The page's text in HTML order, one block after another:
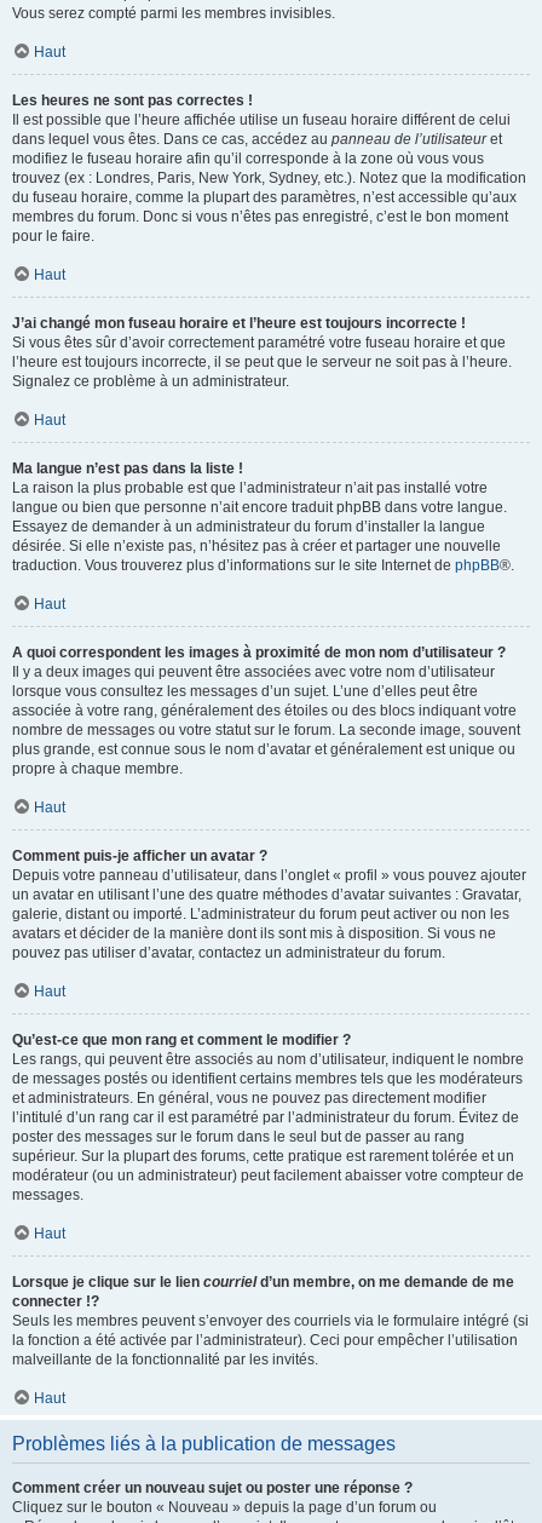
Vous serez compté parmi les membres invisibles.
Haut
Les heures ne sont pas correctes !
Il est possible que l’heure affichée utilise un fuseau horaire différent de celui
dans lequel vous êtes. Dans ce cas, accédez au panneau de l’utilisateuret
modifiez le fuseau horaire afin qu’il corresponde à la zone où vous vous
trouvez (ex : Londres, Paris, New York, Sydney, etc.). Notez que la modification
du fuseau horaire, comme la plupart des paramètres, n’est accessible qu’aux
membres du forum. Donc si vous n’êtes pas enregistré, c’est le bon moment
pour le faire.
Haut
J’ai changé mon fuseau horaire et l’heure est toujours incorrecte !
Si vous êtes sûr d’avoir correctement paramétré votre fuseau horaire et que
l’heure est toujours incorrecte, il se peut que le serveur ne soit pas à l’heure.
Signalez ce problème à un administrateur.
Haut
Ma langue n’est pas dans la liste !
La raison la plus probable est que l’administrateur n’ait pas installé votre
langue ou bien que personne n’ait encore traduit phpBB dans votre langue.
Essayez de demander à un administrateur du forum d’installer la langue
désirée. Si elle n’existe pas, n’hésitez pas à créer et partager une nouvelle
traduction. Vous trouverez plus d’informations sur le site Internet de phpBB®.
Haut
A quoi correspondent les images à proximité de mon nom d’utilisateur ?
Il y a deux images qui peuvent être associées avec votre nom d’utilisateur
lorsque vous consultez les messages d’un sujet. L’une d’elles peut être
associée à votre rang, généralement des étoiles ou des blocs indiquant votre
nombre de messages ou votre statut sur le forum. La seconde image, souvent
plus grande, est connue sous le nom d’avatar et généralement est unique ou
propre à chaque membre.
Haut
Comment puis-je afficher un avatar ?
Depuis votre panneau d’utilisateur, dans l’onglet « profil » vous pouvez ajouter
un avatar en utilisant l’une des quatre méthodes d’avatar suivantes : Gravatar,
galerie, distant ou importé. L’administrateur du forum peut activer ou non les
avatars et décider de la manière dont ils sont mis à disposition. Si vous ne
pouvez pas utiliser d’avatar, contactez un administrateur du forum.
Haut
Qu’est-ce que mon rang et comment le modifier ?
Les rangs, qui peuvent être associés au nom d’utilisateur, indiquent le nombre
de messages postés ou identifient certains membres tels que les modérateurs
et administrateurs. En général, vous ne pouvez pas directement modifier
l’intitulé d’un rang car il est paramétré par l’administrateur du forum. Évitez de
poster des messages sur le forum dans le seul but de passer au rang
supérieur. Sur la plupart des forums, cette pratique est rarement tolérée et un
modérateur (ou un administrateur) peut facilement abaisser votre compteur de
messages.
Haut
Lorsque je clique sur le lien courrield’un membre, on me demande de me
connecter !?
Seuls les membres peuvent s’envoyer des courriels via le formulaire intégré (si
la fonction a été activée par l’administrateur). Ceci pour empêcher l’utilisation
malveillante de la fonctionnalité par les invités.
Haut
Problèmes liés à la publication de messages
Comment créer un nouveau sujet ou poster une réponse ?
Cliquez sur le bouton « Nouveau » depuis la page d’un forum ou